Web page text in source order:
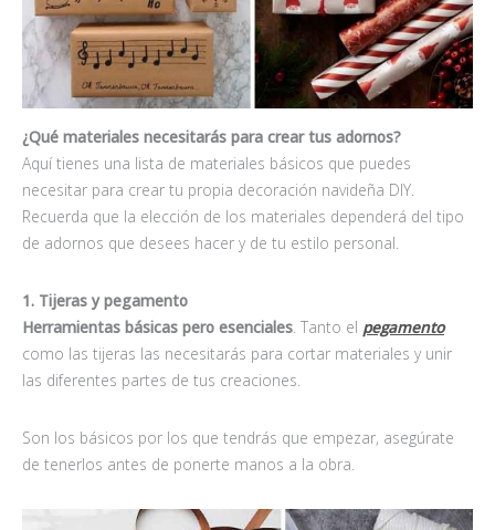
¿Qué materiales necesitarás para crear tus adornos?
Aquí tienes una lista de materiales básicos que puedes
necesitar para crear tu propia decoración navideña DIY.
Recuerda que la elección de los materiales dependerá del tipo
de adornos que desees hacer y de tu estilo personal.
1. Tijeras y pegamento
Herramientas básicas pero esenciales . Tanto el pegamento
como las tijeras las necesitarás para cortar materiales y unir
las diferentes partes de tus creaciones.
Son los básicos por los que tendrás que empezar, asegúrate
de tenerlos antes de ponerte manos a la obra.